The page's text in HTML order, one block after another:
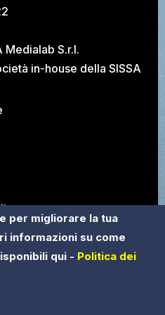
S.r.l.
in-house dellaSISSA
per migliorare la tua
informazioni su come
qui - Politica dei